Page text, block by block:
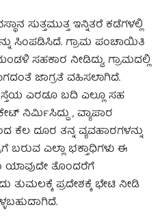
ಸುತ್ತಮುತ್ತ ಇನ್ನಿತರೆ ಕಡೆಗಳಲ್ಲಿ
ಸಿಂಪಡಿಸಿದೆ. ಗ್ರಾಮ ಪಂಚಾಯಿತಿ
ಸಹಕಾರ ನೀಡಿದ್ದು, ಗ್ರಾಮದಲ್ಲಿ
ಜಾಗ್ರತೆ ವಹಿಸಲಾಗಿದೆ.
ಎರಡೂ ಬದಿ ಎಲ್ಲೂ ಸಹ
ನಿರ್ಮಿಸಿದ್ದು , ವ್ಯಾಪಾರ
ದೂರ ತನ್ನ ವ್ಯವಹಾರಗಳನ್ನು
ಬರುವ ಎಲ್ಲಾ ಭಕ್ತಾಧಿಗಳು ಈ
ತೊಂದರೆಗೆ
ಪ್ರದೇಶಕ್ಕೆ ಭೇಟಿ ನೀಡಿ